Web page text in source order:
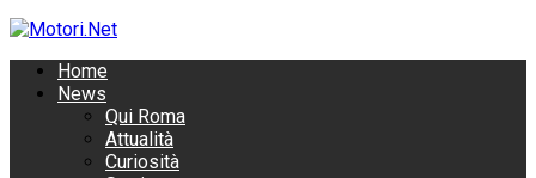
Home
News
Qui Roma
Attualità
Curiosità